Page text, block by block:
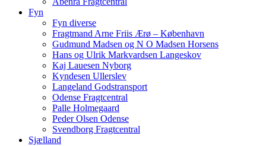
Fyn
Fyn diverse
Fragtmand Arne Friis Ærø – København
Gudmund Madsen og N O Madsen Horsens
Hans og Ulrik Markvardsen Langeskov
Kaj Lauesen Nyborg
Kyndesen Ullerslev
Langeland Godstransport
Odense Fragtcentral
Palle Holmegaard
Peder Olsen Odense
Svendborg Fragtcentral
Sjælland